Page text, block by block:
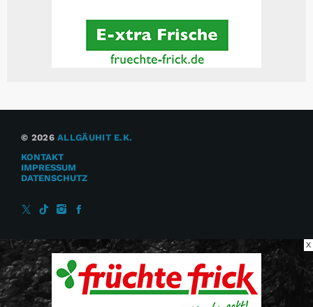
© 2026ALLGÄUHIT E.K.
KONTAKT
IMPRESSUM
DATENSCHUTZ
X